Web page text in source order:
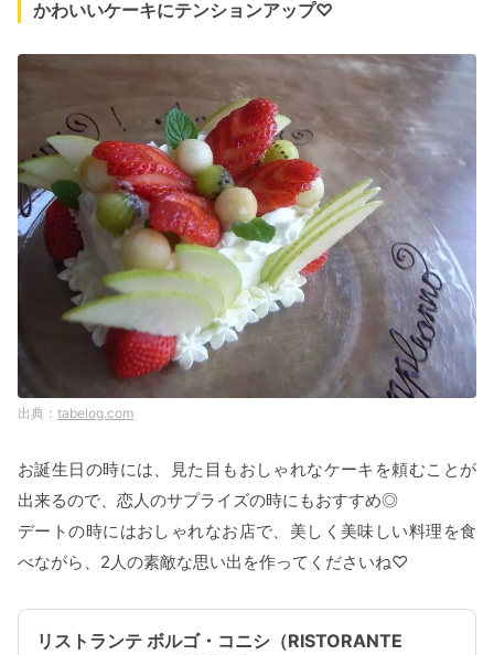
かわいいケーキにテンションアップ♡
tabelog.com
お誕生日の時には、見た目もおしゃれなケーキを頼むことが
出来るので、恋人のサプライズの時にもおすすめ◎
デートの時にはおしゃれなお店で、美しく美味しい料理を食
べながら、2人の素敵な思い出を作ってくださいね♡
リストランテ ボルゴ・コニシ（RISTORANTE